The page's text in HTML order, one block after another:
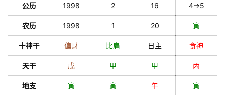
公历 1998 2 16 4->5
农历 1998 1 20 寅
十神干 偏财 比肩 日主 食神
天干 戊 甲 甲 丙
地支 寅 寅 午 寅